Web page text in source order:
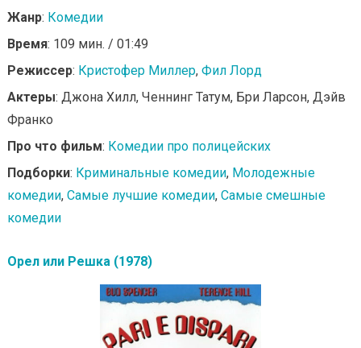
Жанр: Комедии
Время: 109 мин. / 01:49
Режиссер: Кристофер Миллер, Фил Лорд
Актеры: Джона Хилл, Ченнинг Татум, Бри Ларсон, Дэйв
Франко
Про что фильм: Комедии про полицейских
Подборки: Криминальные комедии, Молодежные
комедии, Самые лучшие комедии, Самые смешные
комедии
Орел или Решка (1978)